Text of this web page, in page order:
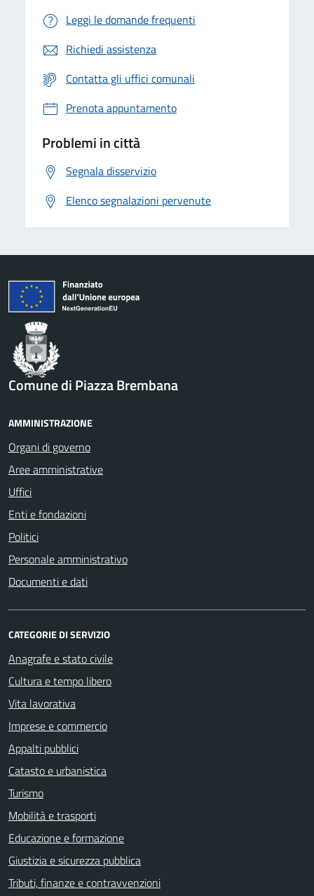
Leggi le domande frequenti
Richiedi assistenza
Contatta gli uffici comunali
Prenota appuntamento
Problemi in città
Segnala disservizio
Elenco segnalazioni pervenute
Comune di Piazza Brembana
AMMINISTRAZIONE
Organi di governo
Aree amministrative
Uffici
Enti e fondazioni
Politici
Personale amministrativo
Documenti e dati
CATEGORIE DI SERVIZIO
Anagrafe e stato civile
Cultura e tempo libero
Vita lavorativa
Imprese e commercio
Appalti pubblici
Catasto e urbanistica
Turismo
Mobilità e trasporti
Educazione e formazione
Giustizia e sicurezza pubblica
Tributi, finanze e contravvenzioni